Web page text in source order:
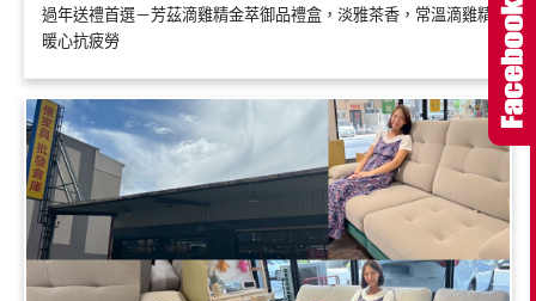
過年送禮首選－芳茲滴雞精金萃御品禮盒，淡雅茶香，常溫滴雞精
暖心抗疲勞